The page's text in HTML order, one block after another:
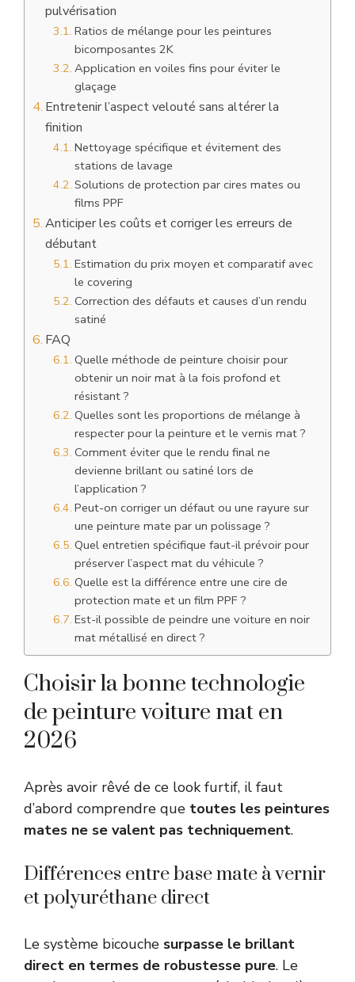
pulvérisation
Ratios de mélange pour les peintures
bicomposantes 2K
Application en voiles fins pour éviter le
glaçage
Entretenir l’aspect velouté sans altérer la
finition
Nettoyage spécifique et évitement des
stations de lavage
Solutions de protection par cires mates ou
films PPF
Anticiper les coûts et corriger les erreurs de
débutant
Estimation du prix moyen et comparatif avec
le covering
Correction des défauts et causes d’un rendu
satiné
FAQ
Quelle méthode de peinture choisir pour
obtenir un noir mat à la fois profond et
résistant ?
Quelles sont les proportions de mélange à
respecter pour la peinture et le vernis mat ?
Comment éviter que le rendu final ne
devienne brillant ou satiné lors de
l’application ?
Peut-on corriger un défaut ou une rayure sur
une peinture mate par un polissage ?
Quel entretien spécifique faut-il prévoir pour
préserver l’aspect mat du véhicule ?
Quelle est la différence entre une cire de
protection mate et un film PPF ?
Est-il possible de peindre une voiture en noir
mat métallisé en direct ?
Choisir la bonne technologie
de peinture voiture mat en
2026
Après avoir rêvé de ce look furtif, il faut
d’abord comprendre que toutes les peintures
mates ne se valent pas techniquement.
Différences entre base mate à vernir
et polyuréthane direct
Le système bicouche surpasse le brillant
direct en termes de robustesse pure. Le